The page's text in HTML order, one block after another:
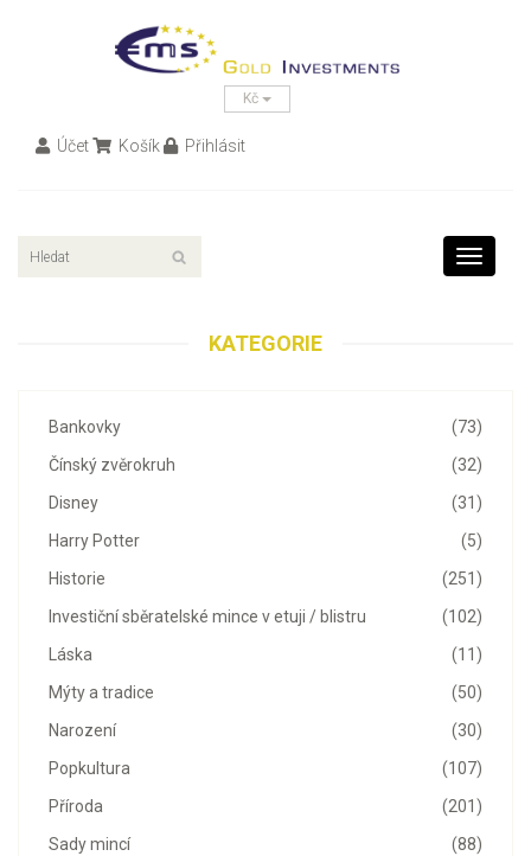
Kč
Účet Košík Přihlásit
Toggle
KATEGORIE
(73)
Bankovky
(32)
Čínský zvěrokruh
(31)
Disney
(5)
Harry Potter
(251)
Historie
(102)
Investiční sběratelské mince v etuji / blistru
(11)
Láska
(50)
Mýty a tradice
(30)
Narození
(107)
Popkultura
(201)
Příroda
(88)
Sady mincí